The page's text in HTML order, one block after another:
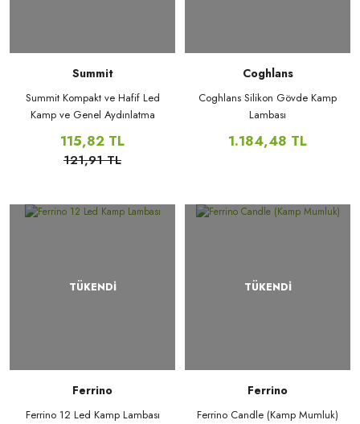
Summit
Summit Kompakt ve Hafif Led
Kamp ve Genel Aydınlatma
115,82 TL
121,91 TL
Coghlans
Coghlans Silikon Gövde Kamp
Lambası
1.184,48 TL
TÜKENDİ
Ferrino
Ferrino 12 Led Kamp Lambası
TÜKENDİ
Ferrino
Ferrino Candle (Kamp Mumluk)